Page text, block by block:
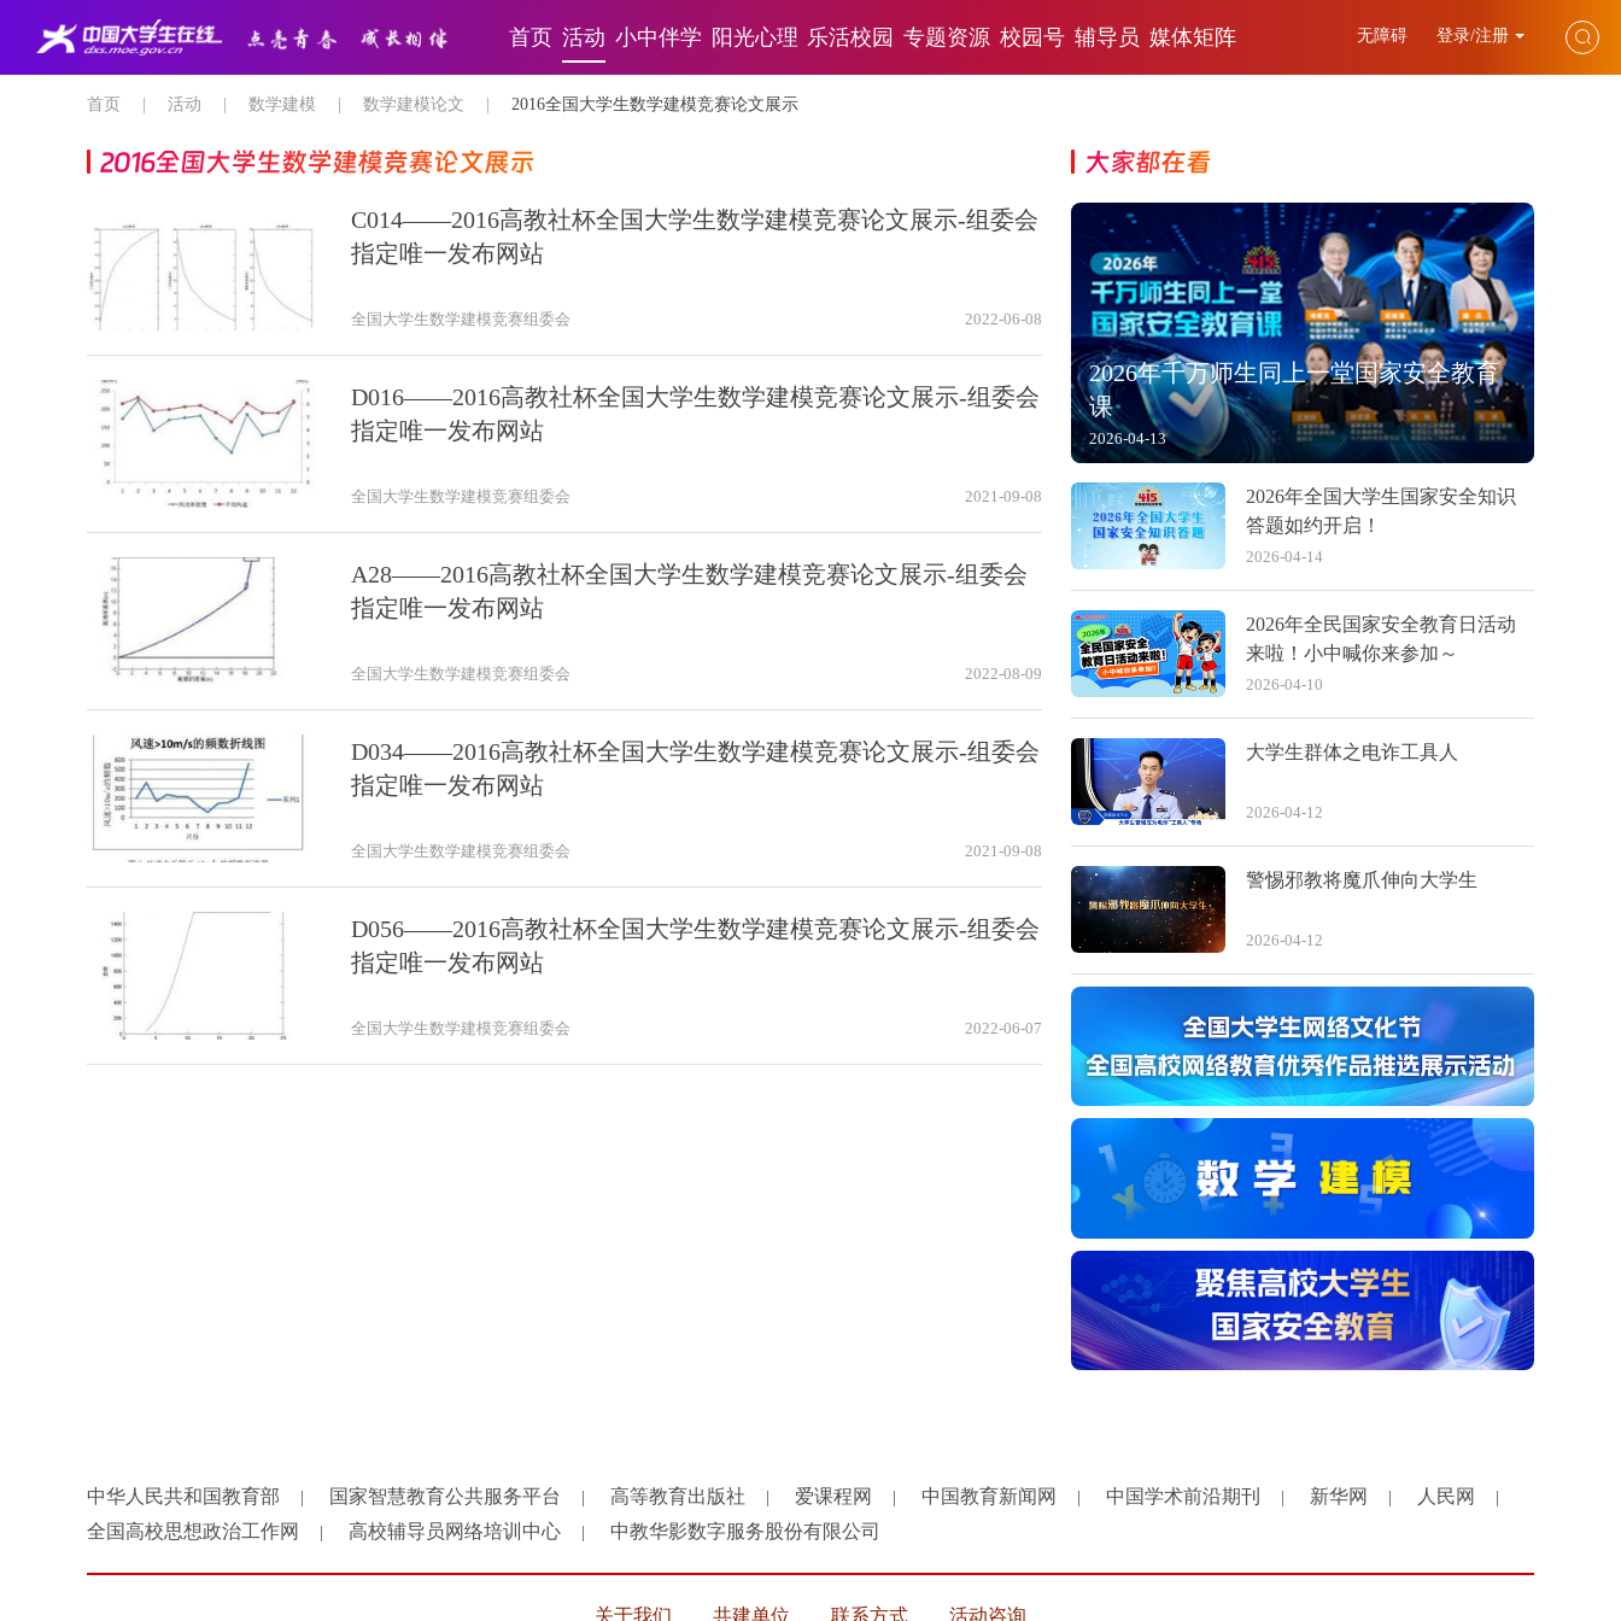
首页 活动 小中伴学 阳光心理 乐活校园 专题资源 校园号 辅导员 媒体矩阵 无障碍 登录/注册
首页 活动 数学建模 数学建模论文 2016全国大学生数学建模竞赛论文展示
2016全国大学生数学建模竞赛论文展示
C014——2016高教社杯全国大学生数学建模竞赛论文展示-组委会
指定唯一发布网站
全国大学生数学建模竞赛组委会 2022-06-08
D016——2016高教社杯全国大学生数学建模竞赛论文展示-组委会
指定唯一发布网站
全国大学生数学建模竞赛组委会 2021-09-08
A28——2016高教社杯全国大学生数学建模竞赛论文展示-组委会
指定唯一发布网站
全国大学生数学建模竞赛组委会 2022-08-09
D034——2016高教社杯全国大学生数学建模竞赛论文展示-组委会
指定唯一发布网站
全国大学生数学建模竞赛组委会 2021-09-08
D056——2016高教社杯全国大学生数学建模竞赛论文展示-组委会
指定唯一发布网站
全国大学生数学建模竞赛组委会 2022-06-07
大家都在看
2026年千万师生同上一堂国家安全教育
课
2026-04-13
2026年全国大学生国家安全知识
答题如约开启！
2026-04-14
2026年全民国家安全教育日活动
来啦！小中喊你来参加～
2026-04-10
大学生群体之电诈工具人
2026-04-12
警惕邪教将魔爪伸向大学生
2026-04-12
中华人民共和国教育部 国家智慧教育公共服务平台 高等教育出版社 爱课程网 中国教育新闻网 中国学术前沿期刊 新华网 人民网
全国高校思想政治工作网 高校辅导员网络培训中心 中教华影数字服务股份有限公司
关于我们 共建单位 联系方式 活动咨询